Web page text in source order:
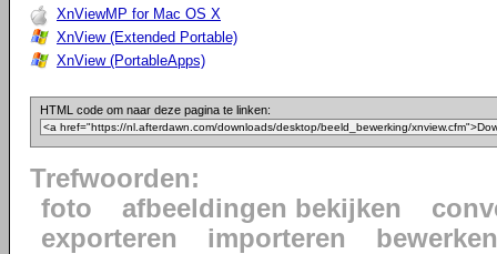
XnViewMP for Mac OS X
XnView (Extended Portable)
XnView (PortableApps)
HTML code om naar deze pagina te linken:
Trefwoorden:
foto
afbeeldingen bekijken
exporteren
importeren bewerken